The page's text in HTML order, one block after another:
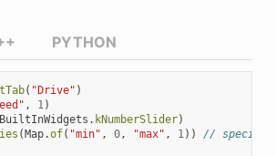
( "Drive" )
, 1)
BuiltInWidgets . kNumberSlider)
(Map.of( "min" , 0, "max" , 1))
// specify
PYTHON